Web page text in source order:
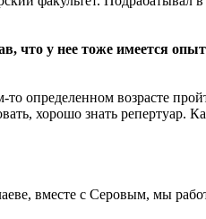
у нее тоже имеется
определенном возрасте
хорошо знать
вместе с Серовым, мы